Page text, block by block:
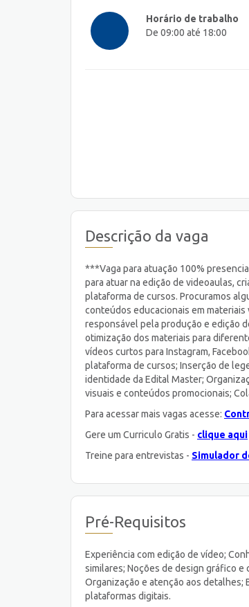
Horário de trabalho
De 09:00 até 18:00
Descrição da vaga
***Vaga para atuação 100%
para atuar na edição de videoaulas,
plataforma de cursos. Procuramos
conteúdos educacionais em
responsável pela produção e edição
otimização dos materiais para
vídeos curtos para Instagram,
plataforma de cursos; Inserção de
identidade da Edital Master;
visuais e conteúdos promocionais;
Para acessar mais vagas acesse:
Gere um Curriculo Gratis - clique aqui
Treine para entrevistas - Simulador
Pré-Requisitos
Experiência com edição de vídeo;
similares; Noções de design gráfico e
Organização e atenção aos detalhes;
plataformas digitais.